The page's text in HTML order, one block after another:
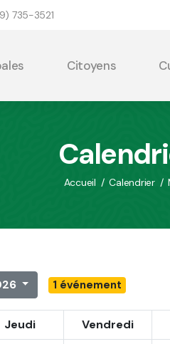
735-3521
Citoyens
Accueil / Calendrier /
1 événement
Jeudi Vendredi